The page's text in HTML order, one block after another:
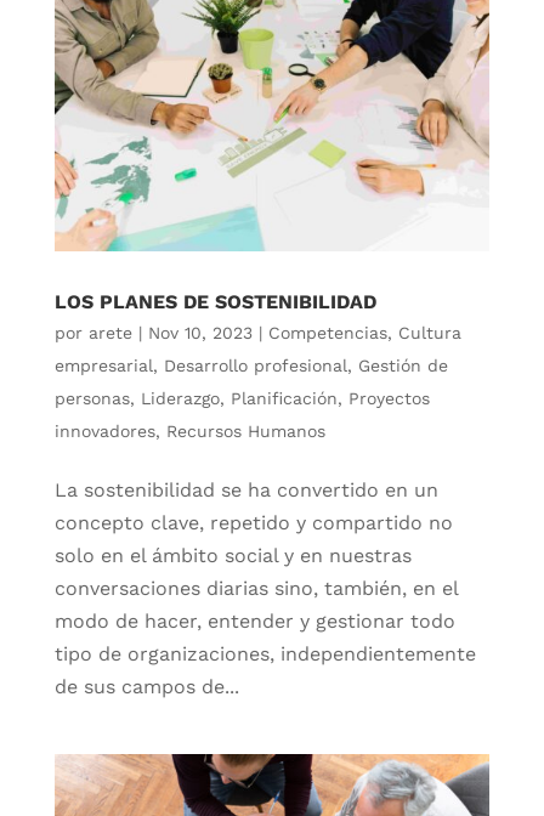
LOS PLANES DE SOSTENIBILIDAD
por arete| Nov 10, 2023| Competencias, Cultura
empresarial, Desarrollo profesional, Gestión de
personas, Liderazgo, Planificación, Proyectos
innovadores, Recursos Humanos
La sostenibilidad se ha convertido en un
concepto clave, repetido y compartido no
solo en el ámbito social y en nuestras
conversaciones diarias sino, también, en el
modo de hacer, entender y gestionar todo
tipo de organizaciones, independientemente
de sus campos de...